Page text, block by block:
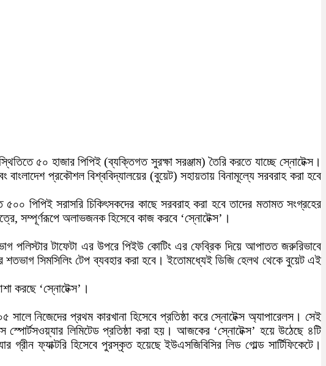
৫০ হাজার পিপিই (ব্যক্তিগত সুরক্ষা সরঞ্জাম) তৈরি করতে যাচ্ছে স্নোটেক্স।
প্রকৌশল বিশ্ববিদ্যালয়ের (বুয়েট) সহায়তায় বিনামূল্যে সরবরাহ করা হবে
পিপিই সরাসরি চিকিৎসকদের কাছে সরবরাহ করা হবে তাদের মতামত সংগ্রহের
সম্পূর্ণরূপে অলাভজনক হিসেবে কাজ করবে ‘স্নোটেক্স’।
পলিস্টার টাফেটা এর উপরে পিইউ কোটিং এর ফেব্রিক দিয়ে আপাতত জরুরিভাবে
শতভাগ সিমসিলিং টেপ ব্যবহার করা হবে। ইতোমধ্যেই ডিজি হেলথ থেকে বুয়েট এই
করছে ‘স্নোটেক্স’।
নিজেদের প্রথম কারখানা হিসেবে প্রতিষ্ঠা করে স্নোটেক্স অ্যাপারেলস। সেই
লিমিটেড প্রতিষ্ঠা করা হয়। আজকের ‘স্নোটেক্স’ হয়ে উঠেছে ৪টি
গ্রীন ফ্যাক্টরি হিসেবে পুরস্কৃত হয়েছে ইউএসজিবিসির লিড গোল্ড সার্টিফিকেটে।